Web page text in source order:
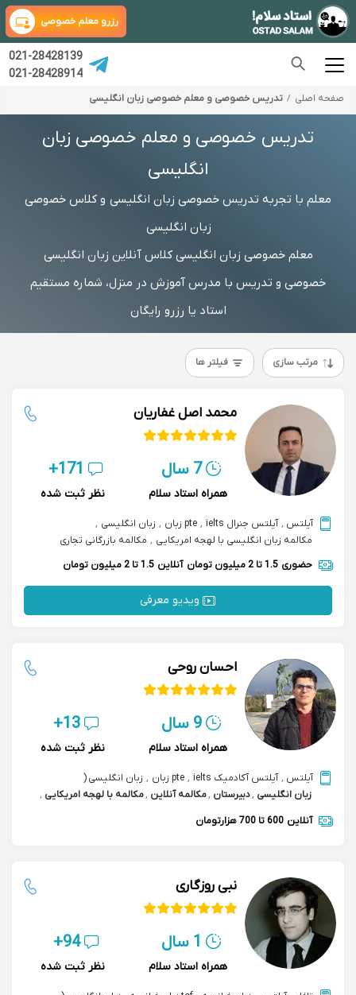
رزرو معلم خصوصی
021-28428139
021-28428914
صفحه اصلی تدریس خصوصی و معلم خصوصی زبان انگلیسی
تدریس خصوصی و معلم خصوصی زبان
انگلیسی
معلم با تجربه تدریس خصوصی زبان انگلیسی و کلاس خصوصی
زبان انگلیسی
معلم خصوصی زبان انگلیسی کلاس آنلاین زبان انگلیسی
خصوصی و تدریس با مدرس آموزش در منزل، شماره مستقیم
استاد یا رزرو رایگان
مرتب سازی فیلتر ها
محمد اصل غفاریان
7 سال
همراه استاد سلام
171+
نظر ثبت شده
آیلتس , آیلتس جنرال ielts , pte زبان , زبان انگلیسی ,
مکالمه زبان انگلیسی با لهجه امریکایی , مکالمه بازرگانی تجاری
حضوری 1.5 تا 2 میلیون تومان آنلاین 1.5 تا 2 میلیون تومان
ویدیو معرفی
احسان روحی
9 سال
همراه استاد سلام
13+
نظر ثبت شده
آیلتس , آیلتس آکادمیک ielts , pte زبان , زبان انگلیسی(
زبان انگلیسی ,دبیرستان ,مکالمه آنلاین ,مکالمه با لهجه امریکایی ,
مکالمه speaking english
آنلاین 600 تا 700 هزارتومان
نبی روزگاری
1 سال
همراه استاد سلام
94+
نظر ثبت شده